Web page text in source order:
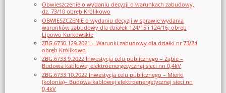
Obwieszczenie o wydaniu decyzji o warunkach zabudowy,
dz. 73/10 obręb Królikowo
OBWIESZCZENIE o wydaniu decyzji w sprawie wydania
warunków zabudowy dla działek 124/15 i 124/16, obręb
Lipowo Kurkowskie
ZBG.6730.129.2021 – Warunki zabudowy dla działki nr 73/24
obręb Królikowo
ZBG.6733.9.2022 Inwestycja celu publicznego – Ząbie –
Budowa kablowej elektroenergetycznej sieci nn 0,4kV
ZBG.6733.10.2022 Inwestycja celu publicznego – Mierki
(kolonia)– Budowa kablowej elektroenergetycznej sieci nn
0,4kV